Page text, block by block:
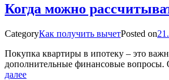
Когда можно
CategoryКак получить вычетPosted on
Покупка квартиры в ипотеку – это
дополнительные финансовые вопросы.
далее